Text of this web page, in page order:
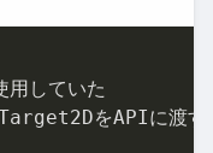
用していた
をAPIに渡す